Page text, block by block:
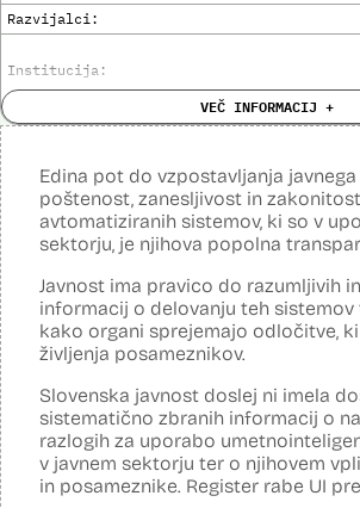
Razvijalci:
Institucija:
Cena:
Analiza učinka na osebne podatke
Posodobljeno: 3. december 2024
Sistem avtomatizirano zbira, obdeluje, presoja
evidence potnikov iz sistema rezervacij
avtomatiziranem preverjanju podatkov PNR
Record) in API (Advanced Passenger
v evidencah policije, SIS in Interpola poda
ni zadetka" z navedbo sklopa evidenc, v
ter navedbo, ali se ujemanje nanaša na
podatke o potovalnem dokumentu. V primeru
podatke, na podlagi katerih je prišlo do
podatki in ocenjevalnimi merili.
Ocenjevalna merila so oblikovana z analitično
čemer se oblikujejo indikatorji tveganja, ki
VEČ INFORMACIJ +
Edina pot do vzpostavljanja
poštenost, zanesljivost in zakonitost
avtomatiziranih sistemov, ki so v
sektorju, je njihova popolna
Javnost ima pravico do razumljivih
informacij o delovanju teh sistemov
kako organi sprejemajo odločitve,
življenja posameznikov.
Slovenska javnost doslej ni imela
sistematično zbranih informacij o
razlogih za uporabo
v javnem sektorju ter o njihovem
in posameznike. Register rabe UI